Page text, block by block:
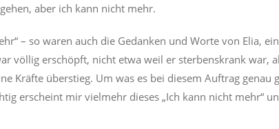
aber ich kann nicht mehr.
– so waren auch die Gedanken und Worte von Elia,
völlig erschöpft, nicht etwa weil er sterbenskrank war,
Kräfte überstieg. Um was es bei diesem Auftrag
erscheint mir vielmehr dieses „Ich kann nicht mehr“